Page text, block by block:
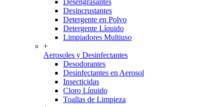
Desincrustantes
Detergente en Polvo
Detergente Líquido
Limpiadores Multiuso
+
Aerosoles y Desinfectantes
Desodorantes
Desinfectantes en Aerosol
Insecticidas
Cloro Líquido
Toallas de Limpieza